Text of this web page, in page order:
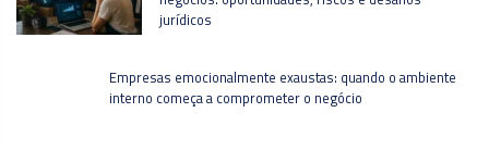
jurídicos
Empresas emocionalmente exaustas: quando o ambiente
interno começa a comprometer o negócio